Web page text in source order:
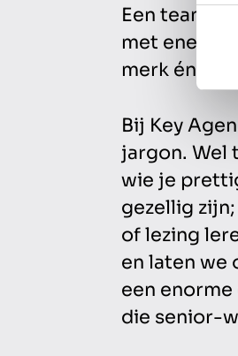
Een team
met energie
merk én van
Bij Key
jargon. Wel
wie je
gezellig
of lezing
en laten we
een
die senior-